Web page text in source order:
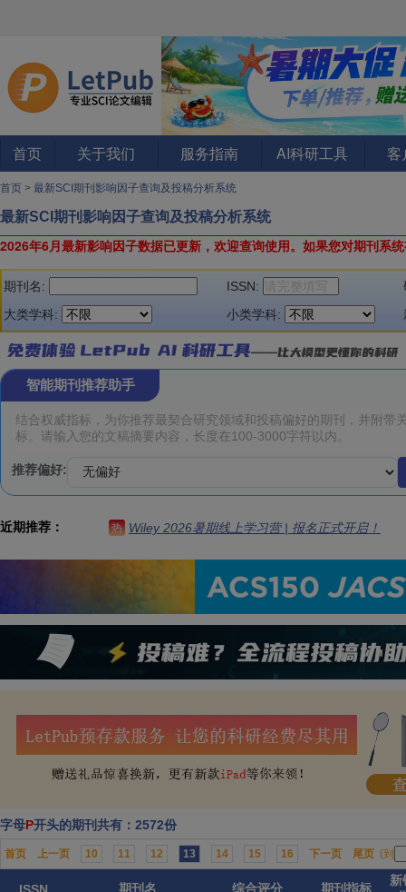
首页 关于我们 服务指南 AI科研工具 客
首页 > 最新SCI期刊影响因子查询及投稿分析系统
最新SCI期刊影响因子查询及投稿分析系统
2026年6月最新影响因子数据已更新，欢迎查询使用。 如果您对期刊系
期刊名: ISSN:
大类学科:
小类学科:
智能期刊推荐助手
推荐偏好:
近期推荐： 热 Wiley 2026暑期线上学习营 | 报名正式开启！
字母P开头的期刊共有：2572份
首页 上一页 10 11 12 13 14 15 16 下一页 尾页 (到
期刊名 综合评分 期刊指标
新